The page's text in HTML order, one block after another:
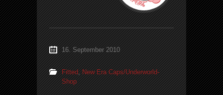
16. September 2010
Fitted,New Era Caps/Underworld-
Shop